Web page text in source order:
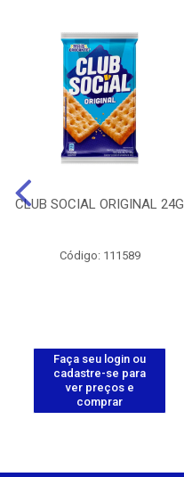
CLUB SOCIAL ORIGINAL 24G
Código: 111589
Faça seu login ou
cadastre-se para
ver preços e
comprar